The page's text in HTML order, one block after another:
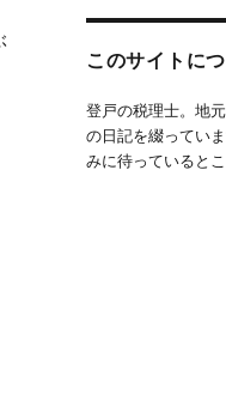
このサイトに
登戸の税理士。地
の日記を綴ってい
みに待っていると